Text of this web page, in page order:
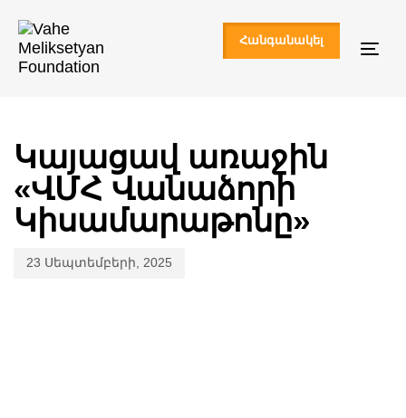
links
primary
navigation
Հանգանակել
Կայացավ առաջին
«ՎՄՀ Վանաձորի
Կիսամարաթոնը»
23 Սեպտեմբերի, 2025